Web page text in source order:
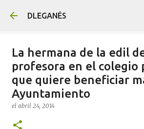
DLEGANÉS
La hermana de la edil
profesora en el colegio
que quiere beneficiar
Ayuntamiento
el abril 24, 2014